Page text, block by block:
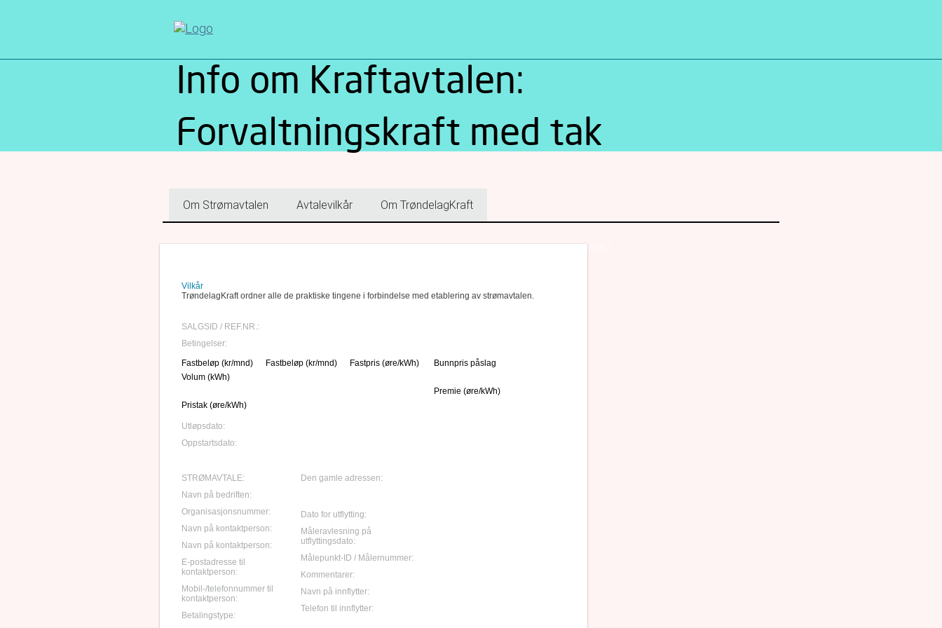
Info om Kraftavtalen:
Forvaltningskraft med tak
Om Strømavtalen Avtalevilkår Om TrøndelagKraft
Vilkår
TrøndelagKraft ordner alle de praktiske tingene i forbindelse med etablering av strømavtalen.
SALGSID / REF.NR.:
Betingelser:
Fastbeløp (kr/mnd)
Fastbeløp (kr/mnd) Fastpris (øre/kWh)
Bunnpris påslag
Volum (kWh)
Premie (øre/kWh)
Pristak (øre/kWh)
Utløpsdato:
Oppstartsdato:
STRØMAVTALE:
Navn på bedriften:
Organisasjonsnummer:
Navn på kontaktperson:
Navn på kontaktperson:
E-postadresse til
kontaktperson:
Mobil-/telefonnummer til
kontaktperson:
Betalingstype:
Den gamle adressen:
Dato for utflytting:
Måleravlesning på
utflyttingsdato:
Målepunkt-ID / Målernummer:
Kommentarer:
Navn på innflytter:
Telefon til innflytter: